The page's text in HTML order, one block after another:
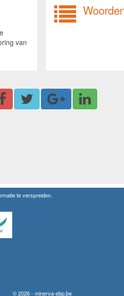
van
te verspreiden.
© 2026 - minerva-ebp.be